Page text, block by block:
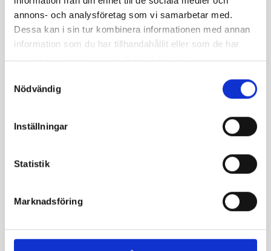
annons- och analysföretag som vi samarbetar med.
Dessa kan i sin tur kombinera informationen med annan
information som du har tillhandahållit eller som de har
samlat in när du har använt deras tjänster.
Nödvändig
Inställningar
Statistik
Marknadsföring
–
800,00 kr
Välj
150,00 kr
–
600,00kr
Välj
alternativ
Välj
alternativ
190,00kr
–
760,00 kr
Välj
alternativ
Nötter &
Frön
Skalad
75,00kr
Valnötter
er med
skal